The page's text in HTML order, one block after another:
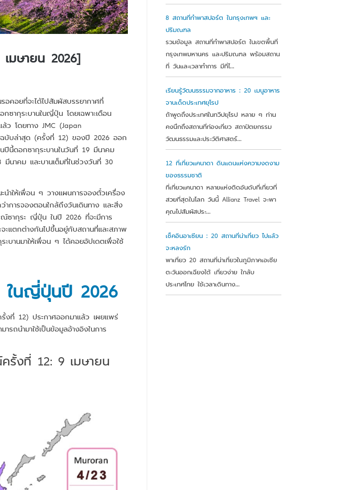
มษายน 2026]
คอยที่จะได้ไปสัมผัสบรรยากาศที่
ซากุระบานในญี่ปุ่น โดยเฉพาะเดือน
ว โดยทาง JMC (Japan
บับล่าสุด (ครั้งที่ 12) ของปี 2026 ออก
ปีนี้ดอกซากุระบานในวันที่ 19 มีนาคม
มีนาคม และบานเต็มที่ในช่วงวันที่ 30
นำให้เพื่อน ๆ วางแผนการจองตั๋วเครื่อง
าการจองตอนใกล้ถึงวันเดินทาง และสิ่ง
ณ์ซากุระ ญี่ปุ่น ในปี 2026 ที่จะมีการ
ะแตกต่างกันไปขึ้นอยู่กับสถานที่และสภาพ
ะบานมาให้เพื่อน ๆ ได้คอยอัปเดตเพื่อใช้
ในญี่ปุ่นปี 2026
งที่ 12) ประกาศออกมาแล้ว เผยแพร่
ถนำมาใช้เป็นข้อมูลอ้างอิงในการ
รั้งที่ 12: 9 เมษายน
8 สถานที่ทำพาสปอร์ต ในกรุงเทพฯ และ
ปริมณฑล
รวมข้อมูล สถานที่ทำพาสปอร์ต ในเขตพื้นที่
กรุงเทพมหานคร และปริมณฑล พร้อมสถาน
ที่ วันและเวลาทำการ มีที่ไ...
เรียนรู้วัฒนธรรมจากอาหาร : 20 เมนูอาหาร
จานเด็ดประเทศยุโรป
ถ้าพูดถึงประเทศในทวีปยุโรป หลาย ๆ ท่าน
คงนึกถึงสถานที่ท่องเที่ยว สถาปัตยกรรม
วัฒนธรรมและประวัติศาสตร์...
12 ที่เที่ยวแคนาดา ดินแดนแห่งความงดงาม
ของธรรมชาติ
ที่เที่ยวแคนาดา หลายแห่งติดอันดับที่เที่ยวที่
สวยที่สุดในโลก วันนี้ Allianz Travel จะพา
คุณไปสัมผัสประ...
เช็คอินอาเซียน : 20 สถานที่น่าเที่ยว ไปแล้ว
จะหลงรัก
พาเที่ยว 20 สถานที่น่าเที่ยวในภูมิภาคเอเชีย
ตะวันออกเฉียงใต้ เที่ยวง่าย ใกล้บ
ประเทศไทย ใช้เวลาเดินทาง...